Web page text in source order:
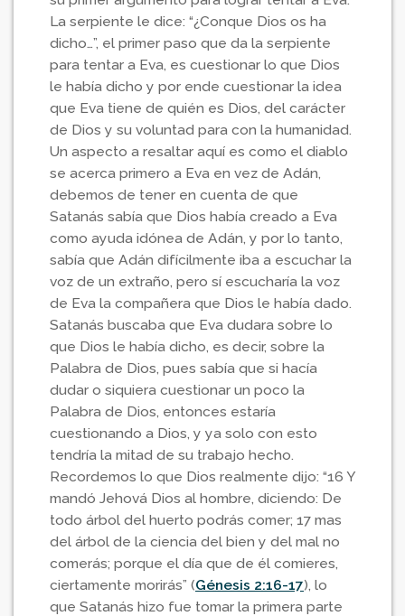
La serpiente le dice: “¿Conque Dios os ha
dicho…”, el primer paso que da la serpiente
para tentar a Eva, es cuestionar lo que Dios
le había dicho y por ende cuestionar la idea
que Eva tiene de quién es Dios, del carácter
de Dios y su voluntad para con la humanidad.
Un aspecto a resaltar aquí es como el diablo
se acerca primero a Eva en vez de Adán,
debemos de tener en cuenta de que
Satanás sabía que Dios había creado a Eva
como ayuda idónea de Adán, y por lo tanto,
sabía que Adán difícilmente iba a escuchar la
voz de un extraño, pero sí escucharía la voz
de Eva la compañera que Dios le había dado.
Satanás buscaba que Eva dudara sobre lo
que Dios le había dicho, es decir, sobre la
Palabra de Dios, pues sabía que si hacía
dudar o siquiera cuestionar un poco la
Palabra de Dios, entonces estaría
cuestionando a Dios, y ya solo con esto
tendría la mitad de su trabajo hecho.
Recordemos lo que Dios realmente dijo: “16 Y
mandó Jehová Dios al hombre, diciendo: De
todo árbol del huerto podrás comer; 17 mas
del árbol de la ciencia del bien y del mal no
comerás; porque el día que de él comieres,
ciertamente morirás” (Génesis 2:16-17), lo
que Satanás hizo fue tomar la primera parte